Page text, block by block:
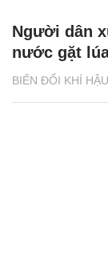
BIẾN ĐỔI KHÍ HẬU
Người dân
nước gặt